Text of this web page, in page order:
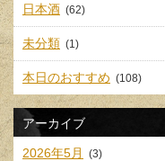
日本酒 (62)
未分類 (1)
本日のおすすめ (108)
アーカイブ
2026年5月 (3)